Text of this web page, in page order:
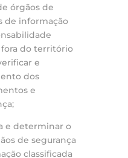
órgãos de
de informação
do território
e
dos
e
e determinar o
de segurança
classificada